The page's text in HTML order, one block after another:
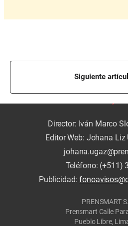
Siguiente
Director: Iván Marco
Editor Web: Johana Liz
Teléfono: (+511)
Publicidad:
PRENSMART
Prensmart Calle
Pueblo Libre,